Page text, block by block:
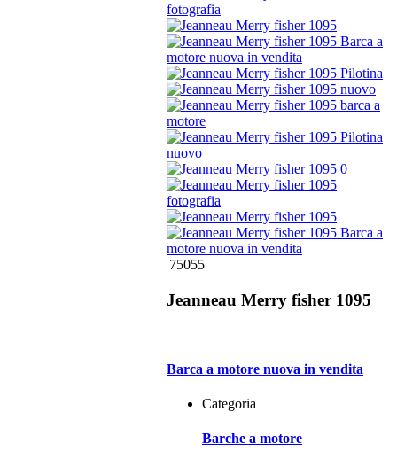
75055
Jeanneau Merry fisher 1095
Barca a motore nuova in vendita
Categoria
Barche a motore